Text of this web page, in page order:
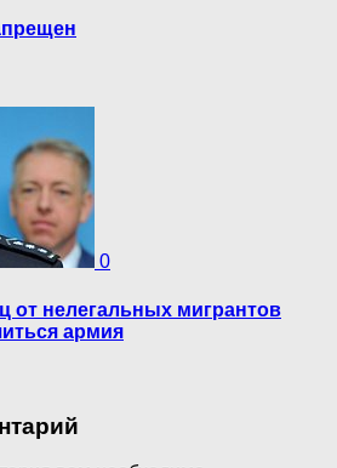
0
от нелегальных мигрантов
армия